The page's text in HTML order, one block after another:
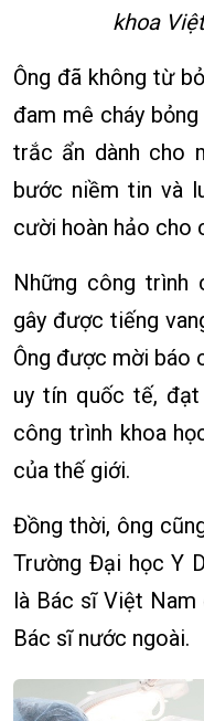
khoa
Ông đã không từ
đam mê cháy
trắc ẩn dành cho
bước niềm tin và
cười hoàn hảo cho
Những công trình
gây được tiếng
Ông được mời báo
uy tín quốc tế,
công trình khoa
của thế giới.
Đồng thời, ông
Trường Đại học Y
là Bác sĩ Việt
Bác sĩ nước ngoài.